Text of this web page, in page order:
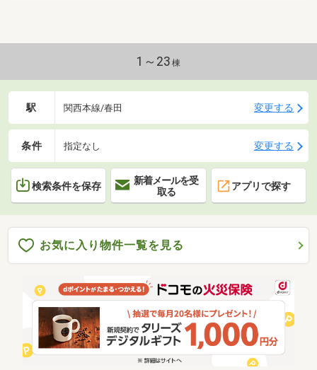
1～23 棟
駅 関西本線/春田 変更する
条件 指定なし 変更する
検索条件を保存
新着メールを受
取る
アプリで探す
お気に入り物件一覧を見る